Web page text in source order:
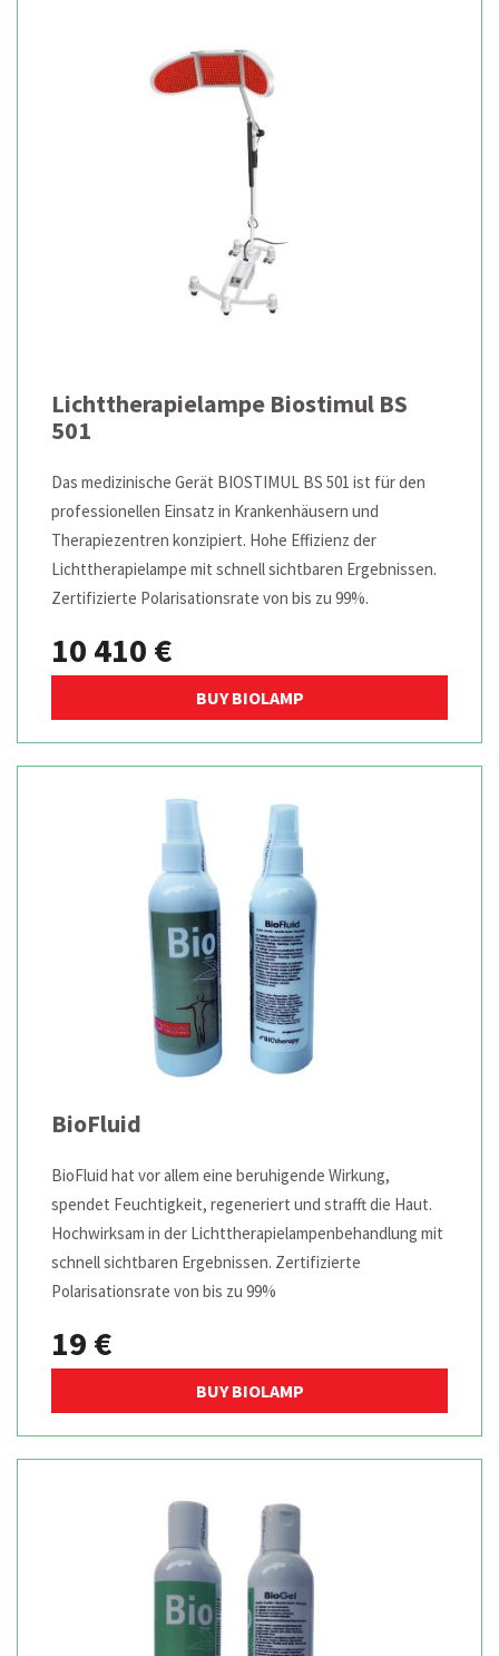
Lichttherapielampe Biostimul BS
501
Das medizinische Gerät BIOSTIMUL BS 501 ist für den
professionellen Einsatz in Krankenhäusern und
Therapiezentren konzipiert. Hohe Effizienz der
Lichttherapielampe mit schnell sichtbaren Ergebnissen.
Zertifizierte Polarisationsrate von bis zu 99%.
10 410 €
BUY BIOLAMP
BioFluid
BioFluid hat vor allem eine beruhigende Wirkung,
spendet Feuchtigkeit, regeneriert und strafft die Haut.
Hochwirksam in der Lichttherapielampenbehandlung mit
schnell sichtbaren Ergebnissen. Zertifizierte
Polarisationsrate von bis zu 99%
19 €
BUY BIOLAMP